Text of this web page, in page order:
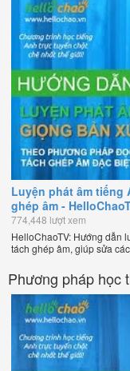
Luyện phát âm
ghép âm -
774,448 lượt xem
HelloChaoTV: Hướng dẫn
tách ghép âm, giúp sửa
Chương trình dạy tiếng
Phương pháp học